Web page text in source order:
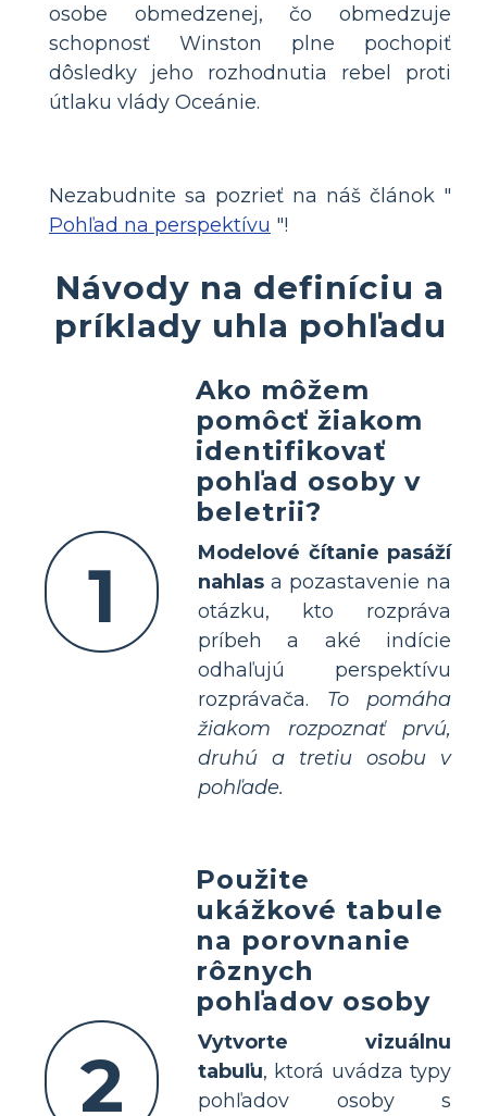
osobe obmedzenej, čo obmedzuje
schopnosť Winston plne pochopiť
dôsledky jeho rozhodnutia rebel proti
útlaku vlády Oceánie.
Nezabudnite sa pozrieť na náš článok "
Pohľad na perspektívu "!
Návody na definíciu a
príklady uhla pohľadu
1
Ako môžem
pomôcť žiakom
identifikovať
pohľad osoby v
beletrii?
Modelové čítanie pasáží
nahlas a pozastavenie na
otázku, kto rozpráva
príbeh a aké indície
odhaľujú perspektívu
rozprávača. To pomáha
žiakom rozpoznať prvú,
druhú a tretiu osobu v
pohľade.
2
Použite
ukážkové tabule
na porovnanie
rôznych
pohľadov osoby
Vytvorte vizuálnu
tabuľu, ktorá uvádza typy
pohľadov osoby s